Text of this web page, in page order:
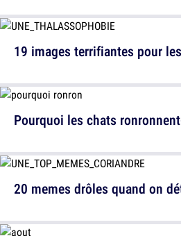
Pourquoi les chats
19 images terrifiantes pour
20 memes drôles quand on